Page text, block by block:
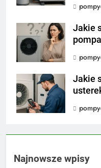
Jakie
Jakie
Najnowsze wpisy